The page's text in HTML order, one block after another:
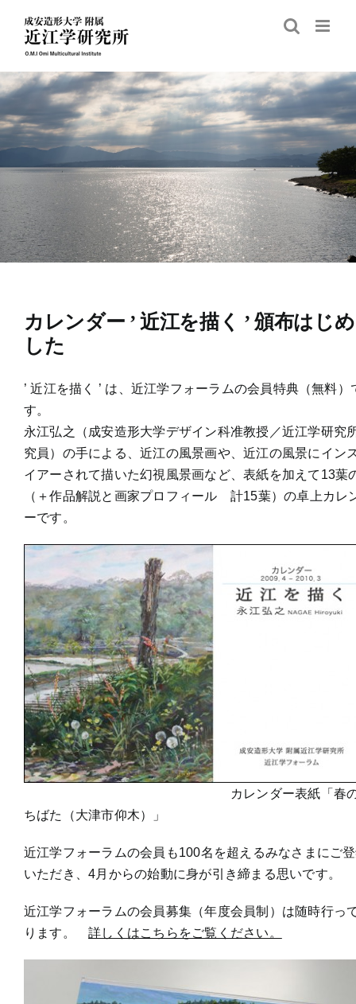
content
カレンダー ’ 近江を描く ’ 頒布はじ
した
’ 近江を描く ’ は、近江学フォーラムの会員特典（無料）
す。
永江弘之（成安造形大学デザイン科准教授／近江学研究
究員）の手による、近江の風景画や、近江の風景にイン
イアーされて描いた幻視風景画など、表紙を加えて13葉
（＋作品解説と画家プロフィール 計15葉）の卓上カレ
ーです。
カレンダー表紙「春の
ちばた（大津市仰木）」
近江学フォーラムの会員も100名を超えるみなさまにご
いただき、4月からの始動に身が引き締まる思いです。
近江学フォーラムの会員募集（年度会員制）は随時行っ
ります。詳しくはこちらをご覧ください。